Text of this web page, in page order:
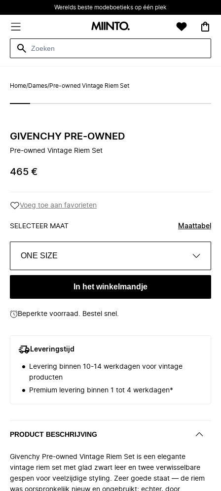
Werelds beste modeboetieks op één plek
Home/Dames/Pre-owned Vintage Riem Set
GIVENCHY PRE-OWNED
Pre-owned Vintage Riem Set
465 €
Voeg toe aan favorieten
SELECTEER MAAT Maattabel
ONE SIZE
In het winkelmandje
Beperkte voorraad. Bestel snel.
Leveringstijd
Levering binnen 10-14 werkdagen voor vintage
producten
Premium levering binnen 1 tot 4 werkdagen*
PRODUCT BESCHRIJVING
Givenchy Pre-owned Vintage Riem Set is een elegante
vintage riem set met glad zwart leer en twee verwisselbare
gespen voor veelzijdige styling. Zeer goede staat — de riem
was oorspronkelijk nieuw en ongebruikt; echter, door